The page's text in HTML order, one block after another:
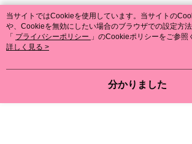
当サイトではCookieを使用しています。当サイトの
や、Cookieを無効にしたい場合のブラウザでの設定方
「 プライバシーポリシー 」のCookieポリシーをご参照
が、当サイトを引き続き使用される場合、当社がサイト
詳しく見る >
分かりました